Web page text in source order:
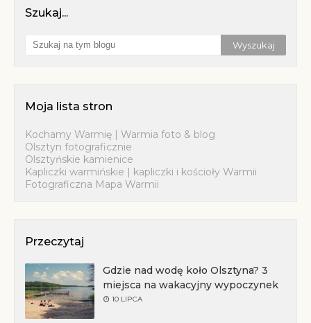
Szukaj...
Moja lista stron
Kochamy Warmię | Warmia foto & blog
Olsztyn fotograficznie
Olsztyńskie kamienice
Kapliczki warmińskie | kapliczki i kościoły Warmii
Fotograficzna Mapa Warmii
Przeczytaj
Gdzie nad wodę koło Olsztyna? 3
miejsca na wakacyjny wypoczynek
10 LIPCA